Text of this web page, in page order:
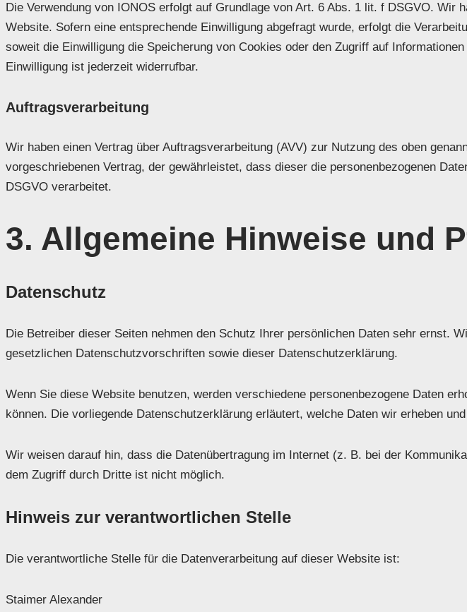
Die Verwendung von IONOS erfolgt auf Grundlage von Art. 6 Abs. 1 lit. f DSGVO.
Website. Sofern eine entsprechende Einwilligung abgefragt wurde, erfolgt die
soweit die Einwilligung die Speicherung von Cookies oder den Zugriff auf
Einwilligung ist jederzeit widerrufbar.
Auftragsverarbeitung
Wir haben einen Vertrag über Auftragsverarbeitung (AVV) zur Nutzung des oben
vorgeschriebenen Vertrag, der gewährleistet, dass dieser die personenbezogenen
DSGVO verarbeitet.
3. Allgemeine Hinweise und
Datenschutz
Die Betreiber dieser Seiten nehmen den Schutz Ihrer persönlichen Daten sehr ernst.
gesetzlichen Datenschutzvorschriften sowie dieser Datenschutzerklärung.
Wenn Sie diese Website benutzen, werden verschiedene personenbezogene Daten
können. Die vorliegende Datenschutzerklärung erläutert, welche Daten wir erheben
Wir weisen darauf hin, dass die Datenübertragung im Internet (z. B. bei der
dem Zugriff durch Dritte ist nicht möglich.
Hinweis zur verantwortlichen Stelle
Die verantwortliche Stelle für die Datenverarbeitung auf dieser Website ist:
Staimer Alexander